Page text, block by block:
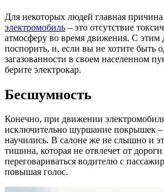
Для некоторых людей главная причина
электромобиль – это отсутствие
атмосферу во время движения. С этим
поспорить, и, если вы не хотите быть
загазованности в своем населенном
берите электрокар.
Бесшумность
Конечно, при движении
исключительно шуршание покрышек –
научились. В салоне же не слышно и
тишина, которая не отвлечет от
переговариваться водителю с
повышая голос.